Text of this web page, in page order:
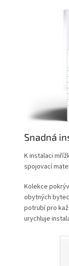
Snadná
K instalaci
spojovací
Kolekce
obytných
potrubí pro
urychluje